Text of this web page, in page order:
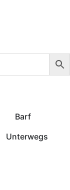
Barf
Unterwegs